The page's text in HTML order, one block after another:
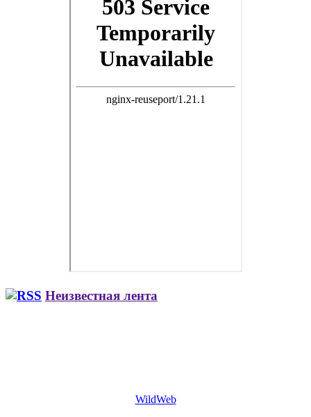
Неизвестная лента
WildWeb